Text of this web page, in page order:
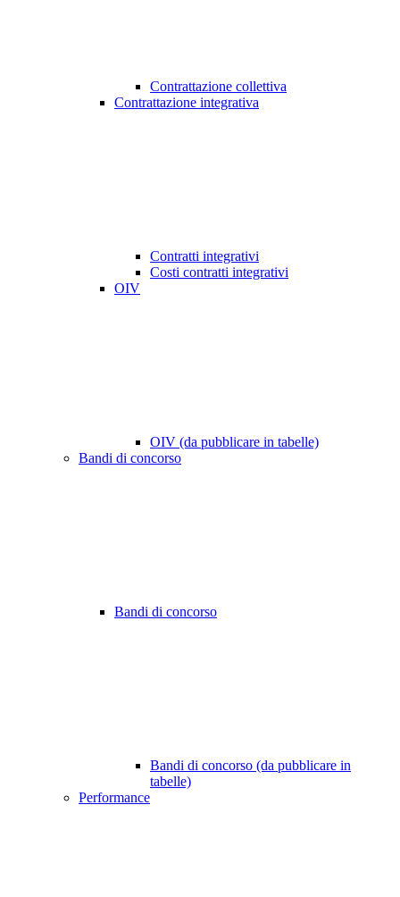
Contrattazione collettiva
Contrattazione integrativa
Contratti integrativi
Costi contratti integrativi
OIV
OIV (da pubblicare in tabelle)
Bandi di concorso
Bandi di concorso
Bandi di concorso (da pubblicare in
tabelle)
Performance